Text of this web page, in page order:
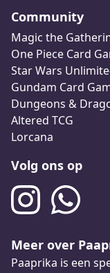
Community
Magic the
One Piece Card
Star Wars
Gundam Card
Dungeons &
Altered TCG
Lorcana
Volg ons op
Meer over
Paaprika is een